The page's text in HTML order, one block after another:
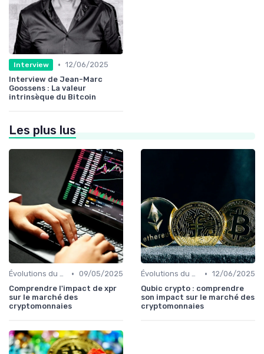
Interview • 12/06/2025
Interview de Jean-Marc
Goossens : La valeur
intrinsèque du Bitcoin
Les plus lus
Évolutions du marché des cryptos • 09/05/2025
Comprendre l'impact de xpr
sur le marché des
cryptomonnaies
Évolutions du marché des cryptos • 12/06/2025
Qubic crypto : comprendre
son impact sur le marché des
cryptomonnaies